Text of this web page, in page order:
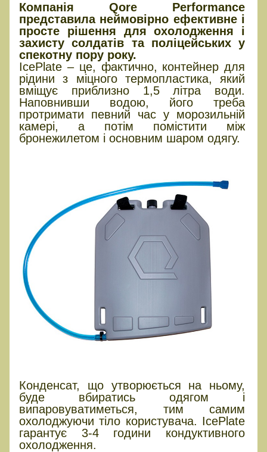
Компанія Qore Performance
представила неймовірно ефективне і
просте рішення для охолодження і
захисту солдатів та поліцейських у
спекотну пору року.
IcePlate – це, фактично, контейнер для
рідини з міцного термопластика, який
вміщує приблизно 1,5 літра води.
Наповнивши водою, його треба
протримати певний час у морозильній
камері, а потім помістити між
бронежилетом і основним шаром одягу.
Конденсат, що утворюється на ньому,
буде вбиратись одягом і
випаровуватиметься, тим самим
охолоджуючи тіло користувача. IcePlate
гарантує 3-4 години кондуктивного
охолодження.